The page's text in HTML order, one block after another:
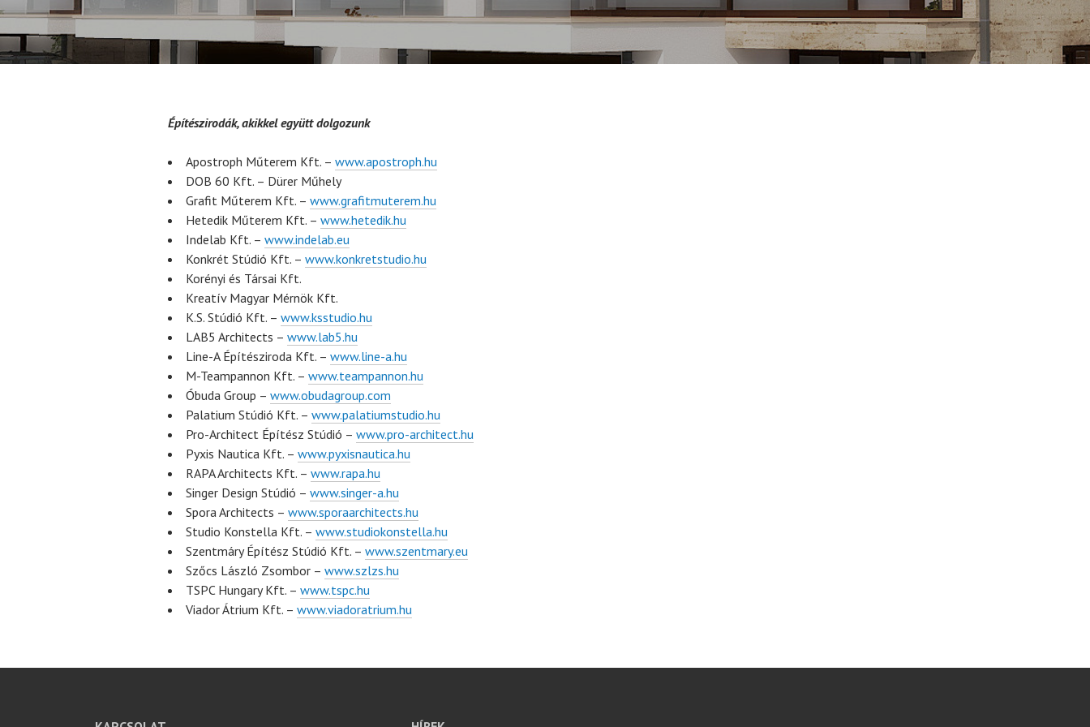
Építészirodák, akikkel együtt dolgozunk
Apostroph Műterem Kft. – www.apostroph.hu
DOB 60 Kft. – Dürer Műhely
Grafit Műterem Kft. – www.grafitmuterem.hu
Hetedik Műterem Kft. – www.hetedik.hu
Indelab Kft. – www.indelab.eu
Konkrét Stúdió Kft. – www.konkretstudio.hu
Korényi és Társai Kft.
Kreatív Magyar Mérnök Kft.
K.S. Stúdió Kft. – www.ksstudio.hu
LAB5 Architects – www.lab5.hu
Line-A Építésziroda Kft. – www.line-a.hu
M-Teampannon Kft. – www.teampannon.hu
Óbuda Group – www.obudagroup.com
Palatium Stúdió Kft. – www.palatiumstudio.hu
Pro-Architect Építész Stúdió – www.pro-architect.hu
Pyxis Nautica Kft. – www.pyxisnautica.hu
RAPA Architects Kft. – www.rapa.hu
Singer Design Stúdió – www.singer-a.hu
Spora Architects – www.sporaarchitects.hu
Studio Konstella Kft. – www.studiokonstella.hu
Szentmáry Építész Stúdió Kft. – www.szentmary.eu
Szőcs László Zsombor – www.szlzs.hu
TSPC Hungary Kft. – www.tspc.hu
Viador Átrium Kft. – www.viadoratrium.hu